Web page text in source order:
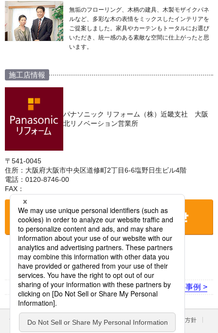
無垢のフローリング、木柄の建具、木製モザイクパネ
ルなど、多彩な木の表情をミックスしたインテリアを
ご提案しました。家具やカーテンもトータルにお選び
いただき、統一感のある素敵な空間に仕上がったと思
います。
施工店情報
パナソニック リフォーム（株）近畿支社 大阪
北リノベーション営業所
〒541-0045
住所：大阪府大阪市中央区道修町2丁目6-6塩野日生ビル4階
電話：0120-8746-00
FAX：
お店に電話をする
< 前の事例 次の事例 >
サイトのご利用にあたって クッキーポリシー
個人情報保護方針
パナソニック ホールディングス